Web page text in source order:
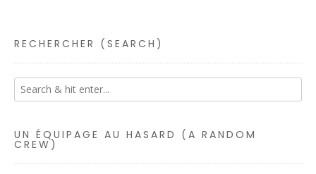
RECHERCHER (SEARCH)
UN ÉQUIPAGE AU HASARD (A RANDOM
CREW)